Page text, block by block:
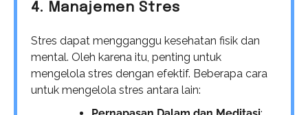
4. Manajemen Stres
Stres dapat mengganggu kesehatan fisik dan
mental. Oleh karena itu, penting untuk
mengelola stres dengan efektif. Beberapa cara
untuk mengelola stres antara lain: